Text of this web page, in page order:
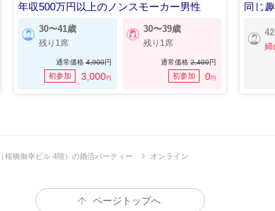
年収500万円以上のノンスモーカー男性
30〜41歳
残り1席
通常価格 4,900円
初参加 3,000円
30〜39歳
残り1席
通常価格2,400円
初参加 0円
同じ
締
桜橋御幸ビル 4階）の婚活パーティー オンライン
ページトップへ